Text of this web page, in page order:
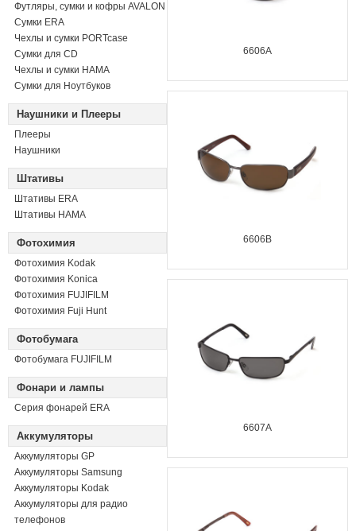
Футляры, сумки и кофры AVALON
Сумки ERA
Чехлы и сумки PORTcase
Сумки для CD
Чехлы и сумки HAMA
Сумки для Ноутбуков
Наушники и Плееры
Плееры
Наушники
Штативы
Штативы ERA
Штативы HAMA
Фотохимия
Фотохимия Kodak
Фотохимия Konica
Фотохимия FUJIFILM
Фотохимия Fuji Hunt
Фотобумага
Фотобумага FUJIFILM
Фонари и лампы
Серия фонарей ERA
Аккумуляторы
Аккумуляторы GP
Аккумуляторы Samsung
Аккумуляторы Kodak
Аккумуляторы для радио
телефонов
6606A
6606B
6607A